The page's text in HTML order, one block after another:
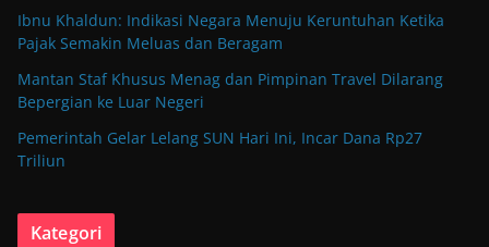
Ibnu Khaldun: Indikasi Negara Menuju Keruntuhan Ketika
Pajak Semakin Meluas dan Beragam
Mantan Staf Khusus Menag dan Pimpinan Travel Dilarang
Bepergian ke Luar Negeri
Pemerintah Gelar Lelang SUN Hari Ini, Incar Dana Rp27
Triliun
Kategori